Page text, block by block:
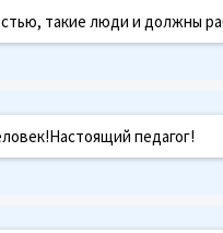
такие люди и должны
педагог!